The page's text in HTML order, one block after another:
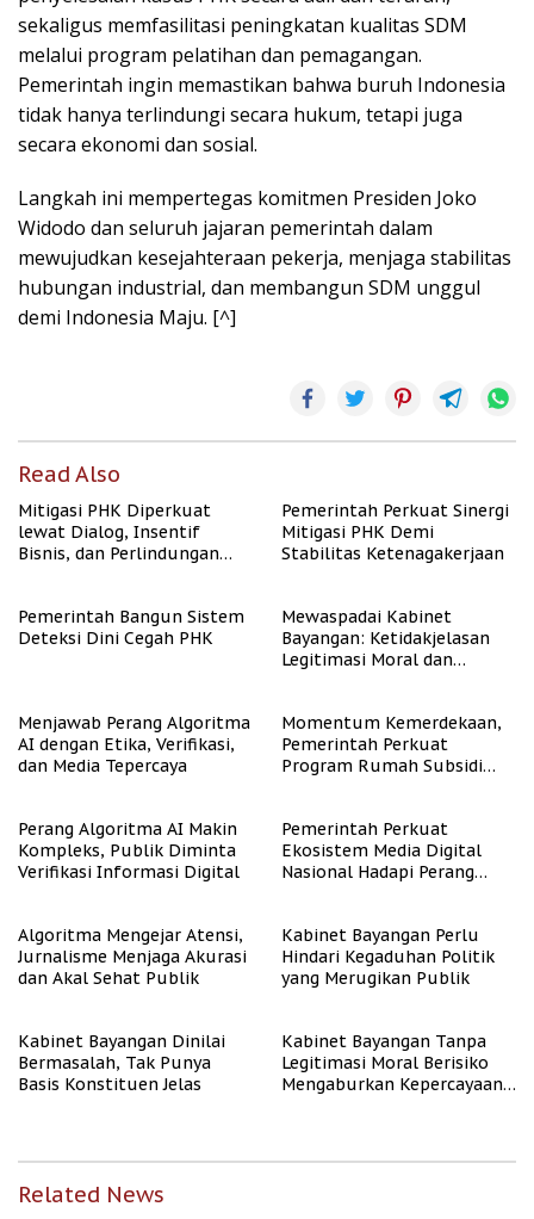
sekaligus memfasilitasi peningkatan kualitas SDM
melalui program pelatihan dan pemagangan.
Pemerintah ingin memastikan bahwa buruh Indonesia
tidak hanya terlindungi secara hukum, tetapi juga
secara ekonomi dan sosial.
Langkah ini mempertegas komitmen Presiden Joko
Widodo dan seluruh jajaran pemerintah dalam
mewujudkan kesejahteraan pekerja, menjaga stabilitas
hubungan industrial, dan membangun SDM unggul
demi Indonesia Maju. [^]
Read Also
Mitigasi PHK Diperkuat
lewat Dialog, Insentif
Bisnis, dan Perlindungan
Pemerintah Perkuat Sinergi
Mitigasi PHK Demi
Stabilitas Ketenagakerjaan
Pemerintah Bangun Sistem
Deteksi Dini Cegah PHK
Mewaspadai Kabinet
Bayangan: Ketidakjelasan
Legitimasi Moral dan
Menjawab Perang Algoritma
AI dengan Etika, Verifikasi,
dan Media Tepercaya
Momentum Kemerdekaan,
Pemerintah Perkuat
Program Rumah Subsidi
Perang Algoritma AI Makin
Kompleks, Publik Diminta
Verifikasi Informasi Digital
Pemerintah Perkuat
Ekosistem Media Digital
Nasional Hadapi Perang
Algoritma Mengejar Atensi,
Jurnalisme Menjaga Akurasi
dan Akal Sehat Publik
Kabinet Bayangan Perlu
Hindari Kegaduhan Politik
yang Merugikan Publik
Kabinet Bayangan Dinilai
Bermasalah, Tak Punya
Basis Konstituen Jelas
Kabinet Bayangan Tanpa
Legitimasi Moral Berisiko
Mengaburkan Kepercayaan
Related News